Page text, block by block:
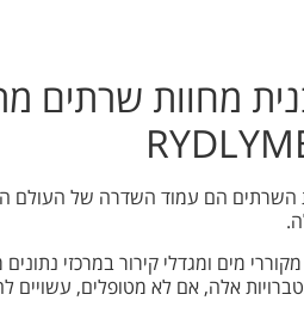
מחוות שרתים
השרתים הם עמוד השדרה של העולם
מים ומגדלי קירור במרכזי
אלה, אם לא מטופלים, עשויים